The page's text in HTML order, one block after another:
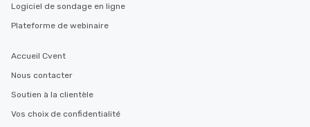
Logiciel de sondage en ligne
Plateforme de webinaire
Accueil Cvent
Nous contacter
Soutien à la clientèle
Vos choix de confidentialité